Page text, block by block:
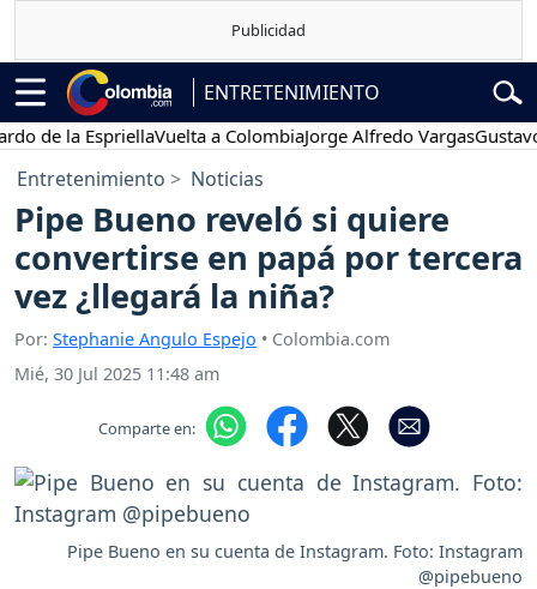
ENTRETENIMIENTO
la EspriellaVuelta a ColombiaJorge Alfredo VargasGustavo
Entretenimiento Noticias
Pipe Bueno reveló si quiere
convertirse en papá por tercera
vez ¿llegará la niña?
Por: Stephanie Angulo Espejo • Colombia.com
Mié, 30 Jul 2025 11:48 am
Comparte en:
Pipe Bueno en su cuenta de Instagram. Foto: Instagram
@pipebueno